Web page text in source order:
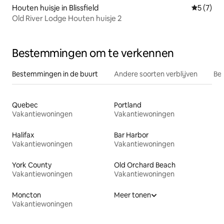
Houten huisje in Blissfield
5 (7)
Old River Lodge Houten huisje 2
Bestemmingen om te verkennen
Bestemmingen in de buurt Andere soorten verblijven
Quebec
Vakantiewoningen
Portland
Vakantiewoningen
Halifax
Vakantiewoningen
Bar Harbor
Vakantiewoningen
York County
Vakantiewoningen
Old Orchard Beach
Vakantiewoningen
Moncton
Vakantiewoningen
Meer tonen